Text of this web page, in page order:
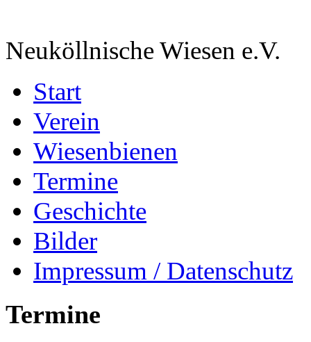
Neuköllnische Wiesen e.V.
Start
Verein
Wiesenbienen
Termine
Geschichte
Bilder
Impressum / Datenschutz
Termine